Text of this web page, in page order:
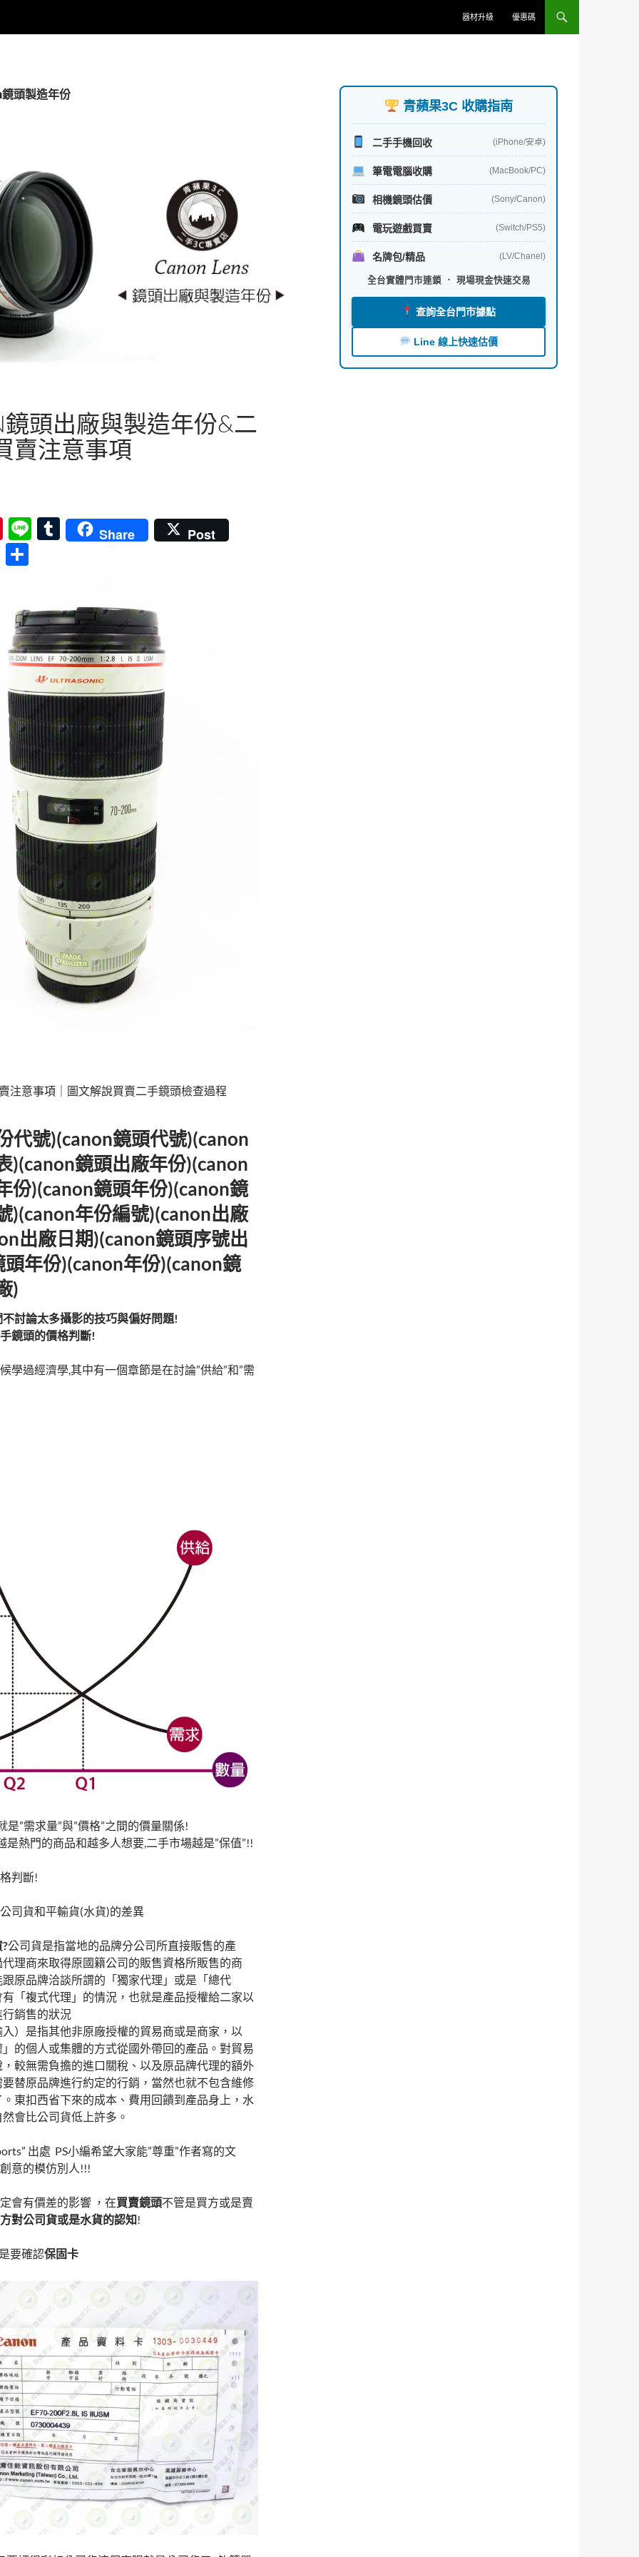
器材升級 優惠碼
頭製造年份
頭出廠與製造年份&二
賣注意事項
Pi
nt
er
Li
T
u
r
Share Post
注意事項｜圖文解說買賣二手鏡頭檢查過程
代號)(canon鏡頭代號)(canon
)(canon鏡頭出廠年份)(canon
份)(canon鏡頭年份)(canon鏡
)(canon年份編號)(canon出廠
出廠日期)(canon鏡頭序號出
年份)(canon年份)(canon鏡
)
討論太多攝影的技巧與偏好問題!
鏡頭的價格判斷!
學過經濟學,其中有一個章節是在討論”供給”和”需
”需求量”與”價格”之間的價量關係!
是熱門的商品和越多人想要,二手市場越是”保值”!!
判斷!
司貨和平輸貨(水貨)的差異
?公司貨是指當地的品牌分公司所直接販售的產
理商來取得原國籍公司的販售資格所販售的商
原品牌洽談所謂的「獨家代理」或是「總代
「複式代理」的情況，也就是產品授權給二家以
銷售的狀況
）是指其他非原廠授權的貿易商或是商家，以
的個人或集體的方式從國外帶回的產品。對貿易
較無需負擔的進口關稅、以及原品牌代理的額外
替原品牌進行約定的行銷，當然也就不包含維修
東扣西省下來的成本、費用回饋到產品身上，水
會比公司貨低上許多。
出處 PS小編希望大家能”尊重”作者寫的文
意的模仿別人!!!
會有價差的影響 ，在買賣鏡頭不管是買方或是賣
對公司貨或是水貨的認知!
要確認保固卡
青蘋果3C 收購指南
二手手機回收 (iPhone/安卓)
筆電電腦收購 (MacBook/PC)
相機鏡頭估價 (Sony/Canon)
電玩遊戲買賣 (Switch/PS5)
名牌包/精品 (LV/Chanel)
全台實體門市連鎖 ． 現場現金快速交易
查詢全台門市據點
Line 線上快速估價